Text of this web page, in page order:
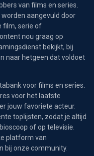
van films en series.
aangevuld door
film, serie of
nou graag op
bekijkt, bij
naar hetgeen dat voldoet
voor films en series.
voor het laatste
jouw favoriete acteur.
toplijsten, zodat je altijd
of op televisie.
platform van
bij onze community.